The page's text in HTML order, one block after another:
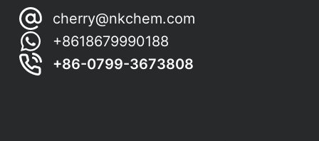
cherry@nkchem.com
+8618679990188
+86-0799-3673808